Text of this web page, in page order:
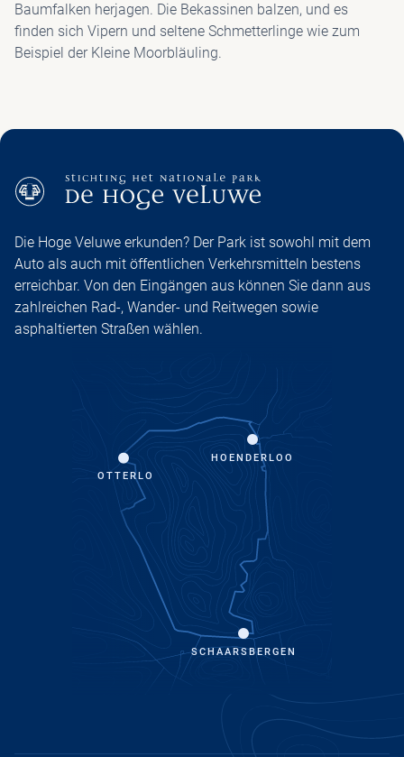
Baumfalken herjagen. Die Bekassinen balzen, und es
finden sich Vipern und seltene Schmetterlinge wie zum
Beispiel der Kleine Moorbläuling.
Die Hoge Veluwe erkunden? Der Park ist sowohl mit dem
Auto als auch mit öffentlichen Verkehrsmitteln bestens
erreichbar. Von den Eingängen aus können Sie dann aus
zahlreichen Rad-, Wander- und Reitwegen sowie
asphaltierten Straßen wählen.
SCHAARSBERGEN
OTTERLO
HOENDERLOO